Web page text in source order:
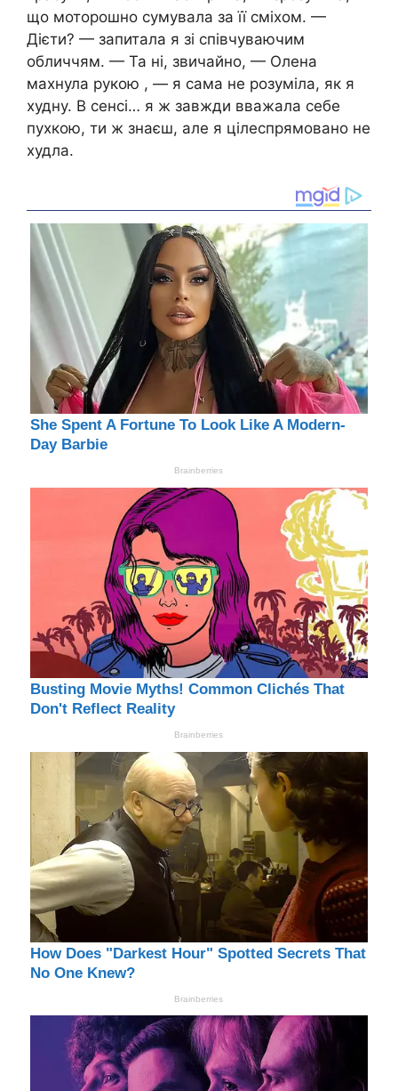
що моторошно сумувала за її сміхом. —
Дієти? — запитала я зі співчуваючим
обличчям. — Та ні, звичайно, — Олена
махнула рукою , — я сама не розуміла, як я
худну. В сенсі… я ж завжди вважала себе
пухкою, ти ж знаєш, але я цілеспрямовано не
худла.